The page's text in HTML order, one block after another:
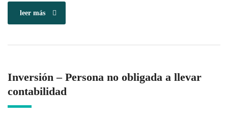
leer más
Inversión – Persona no obligada a llevar
contabilidad